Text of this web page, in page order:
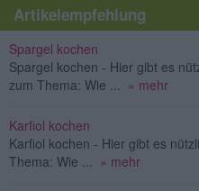
Artikelempfehlung
Spargel kochen
Spargel kochen - Hier gibt es
zum Thema: Wie ...
» mehr
Karfiol kochen
Karfiol kochen - Hier gibt es
Thema: Wie ...
» mehr